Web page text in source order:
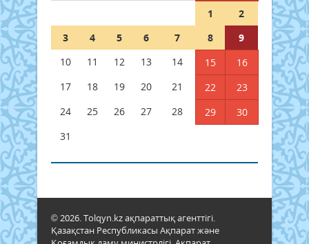
1
2
3
4 5 6 7 8
9
10
11 12 13 14 15
16
17
18 19 20 21 22
23
24
25 26 27 28 29
30
31
© 2026. Tolqyn.kz ақпараттық агенттігі.
Қазақстан Республикасы Ақпарат және